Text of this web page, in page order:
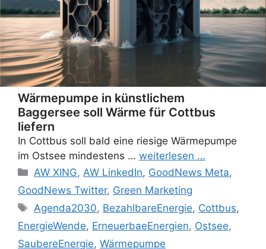
Wärmepumpe in künstlichem
Baggersee soll Wärme für Cottbus
liefern
In Cottbus soll bald eine riesige Wärmepumpe
im Ostsee mindestens … weiterlesen …
Categories
AW XING,AW LinkedIn, GoodNews Meta,
GoodNews Twitter, Green Marketing
Tags
Agenda2030, BezahlbareEnergie, Cottbus,
EnergieWende, ErneuerbaeEnergien, Ostsee,
SaubereEnergie, Wärmepumpe